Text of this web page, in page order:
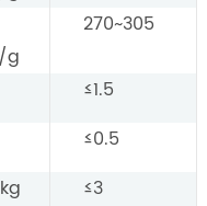
g
270~305
≤1.5
≤0.5
≤3